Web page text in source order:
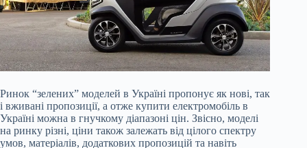
Ринок “зелених” моделей в Україні пропонує як нові, так
і вживані пропозиції, а отже купити електромобіль в
Україні можна в гнучкому діапазоні цін. Звісно, моделі
на ринку різні, ціни також залежать від цілого спектру
умов, матеріалів, додаткових пропозицій та навіть